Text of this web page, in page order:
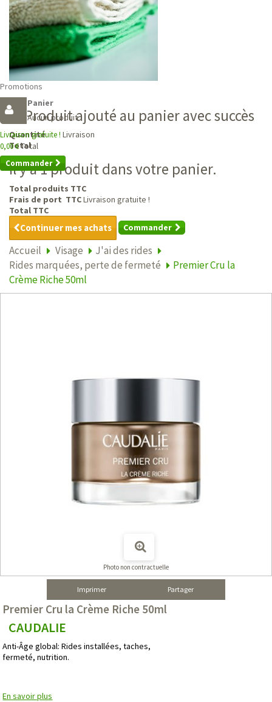
Promotions
Panier
Aucun produit
Livraison gratuite ! Livraison
0,00 €Total
Commander
Produit ajouté au panier avec succès
Quantité
Total
Il y a 1 produit dans votre panier.
Total produits TTC
Frais de port TTCLivraison gratuite !
Total TTC
Continuer mes achats Commander
Accueil Visage
J'ai des rides
Rides marquées, perte de fermeté
Premier Cru la
Crème Riche 50ml
Photo non contractuelle
Imprimer Partager
Premier Cru la Crème Riche 50ml
CAUDALIE
Anti-Âge global: Rides installées, taches,
fermeté, nutrition.
En savoir plus